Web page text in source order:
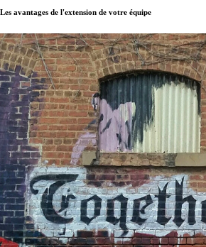
Les avantages de l'extension de votre équipe